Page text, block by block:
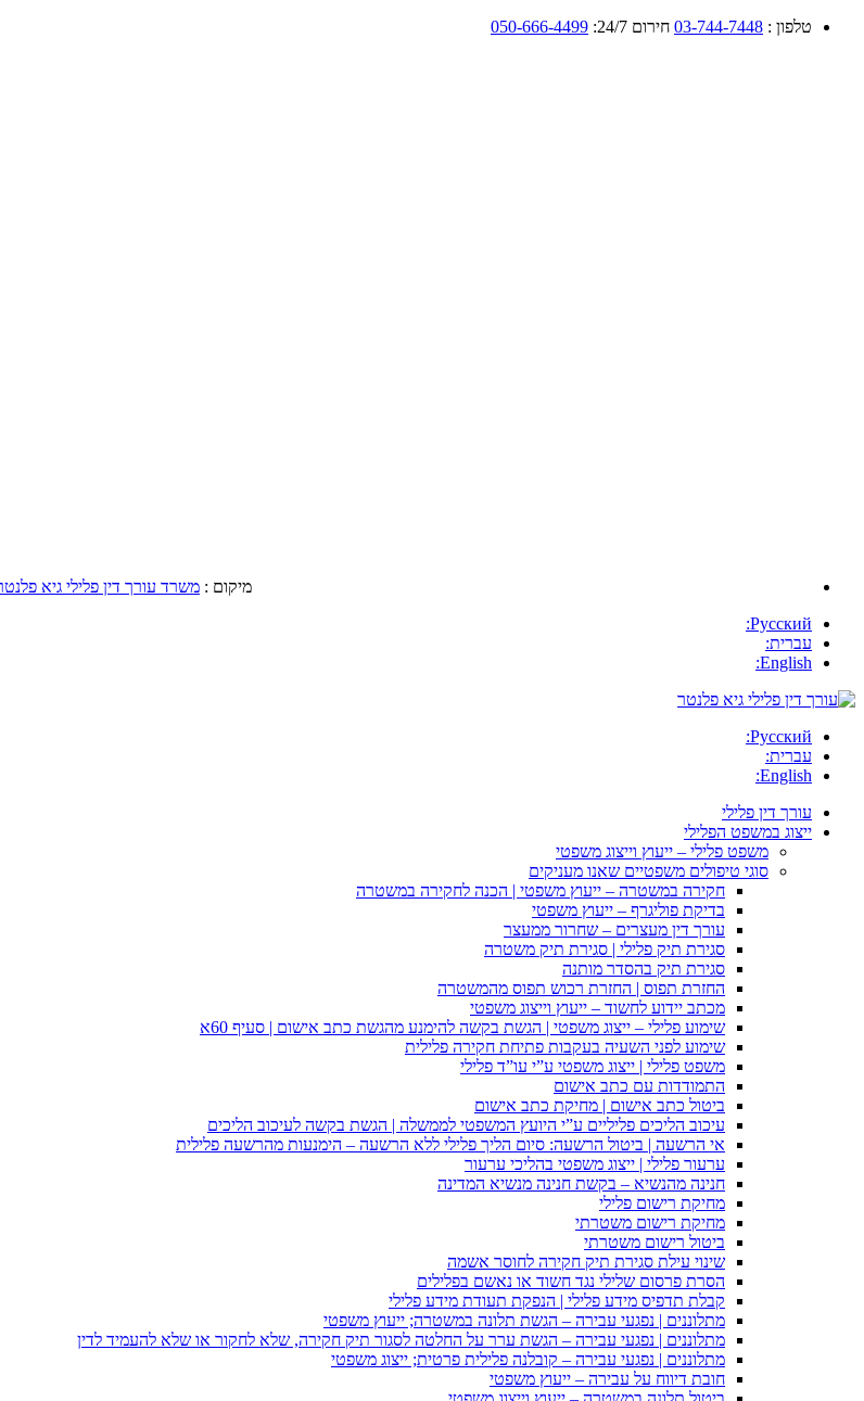
טלפון : 03-744-7448 חירום 24/7: 050-666-4499
מיקום : משרד עורך דין פלילי גיא
Русский:
עברית:
English:
Русский:
עברית:
English:
עורך דין פלילי
ייצוג במשפט הפלילי
משפט פלילי – ייעוץ וייצוג משפטי
סוגי טיפולים משפטיים שאנו מעניקים
חקירה במשטרה – ייעוץ משפטי | הכנה לחקירה במשטרה
בדיקת פוליגרף – ייעוץ משפטי
עורך דין מעצרים – שחרור ממעצר
סגירת תיק פלילי | סגירת תיק משטרה
סגירת תיק בהסדר מותנה
החזרת תפוס | החזרת רכוש תפוס מהמשטרה
מכתב יידוע לחשוד – ייעוץ וייצוג משפטי
שימוע פלילי – ייצוג משפטי | הגשת בקשה להימנע מהגשת כתב אישום | סעיף 60א
שימוע לפני השעיה בעקבות פתיחת חקירה פלילית
משפט פלילי | ייצוג משפטי ע”י עו”ד פלילי
התמודדות עם כתב אישום
ביטול כתב אישום | מחיקת כתב אישום
עיכוב הליכים פליליים ע”י היועץ המשפטי לממשלה | הגשת בקשה לעיכוב הליכים
אי הרשעה | ביטול הרשעה: סיום הליך פלילי ללא הרשעה – הימנעות מהרשעה פלילית
ערעור פלילי | ייצוג משפטי בהליכי ערעור
חנינה מהנשיא – בקשת חנינה מנשיא המדינה
מחיקת רישום פלילי
מחיקת רישום משטרתי
ביטול רישום משטרתי
שינוי עילת סגירת תיק חקירה לחוסר אשמה
הסרת פרסום שלילי נגד חשוד או נאשם בפלילים
קבלת תדפיס מידע פלילי | הנפקת תעודת מידע פלילי
מתלוננים | נפגעי עבירה – הגשת תלונה במשטרה; ייעוץ משפטי
מתלוננים | נפגעי עבירה – הגשת ערר על החלטה לסגור תיק חקירה, שלא לחקור או שלא להעמיד לדין
מתלוננים | נפגעי עבירה – קובלנה פלילית פרטית; ייצוג משפטי
חובת דיווח על עבירה – ייעוץ משפטי